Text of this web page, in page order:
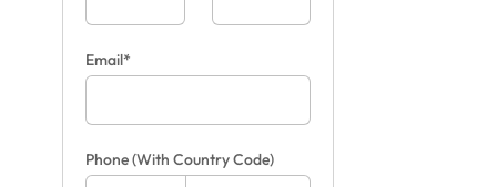
Email*
Phone(With Country Code)